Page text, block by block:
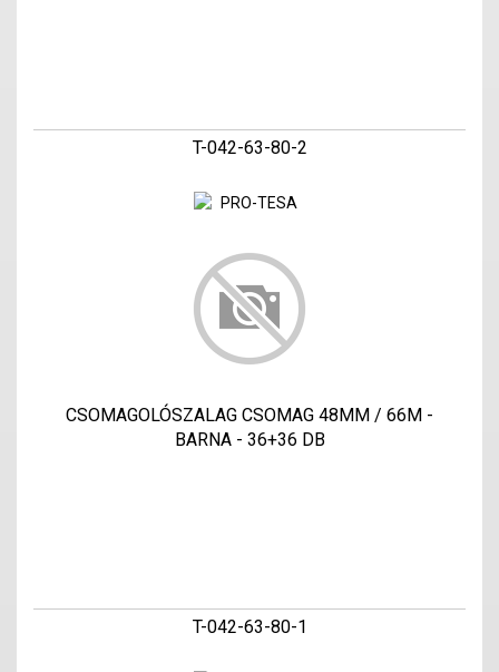
T-042-63-80-2
CSOMAGOLÓSZALAG CSOMAG 48MM / 66M -
BARNA - 36+36 DB
T-042-63-80-1